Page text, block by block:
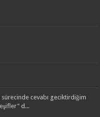
sürecinde cevabı geciktirdiğim
d...